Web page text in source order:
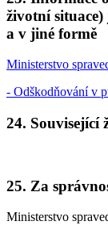
životní
a v jiné formě
Ministerstvo
- Odškodňování v
24. Související
25. Za
Ministerstvo